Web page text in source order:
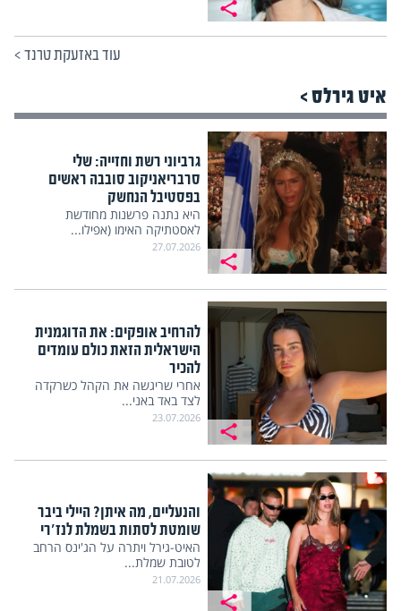
עוד באזעקת טרנד>
איט גירלס >
גרביוני רשת וחזייה: שלי
סרבריאניקוב סובבה ראשים
בפסטיבל הנחשק
היא נתנה פרשנות מחודשת
לאסטתיקה האימו (אפילו...
27.07.2026
להרחיב אופקים: את הדוגמנית
הישראלית הזאת כולם עומדים
להכיר
אחרי שריגשה את הקהל כשרקדה
לצד באד באני...
23.07.2026
והנעליים, מה איתן? היילי ביבר
שומטת לסתות בשמלת לנז'רי
האיט-גירל ויתרה על הג'ינס הרחב
לטובת שמלת...
21.07.2026